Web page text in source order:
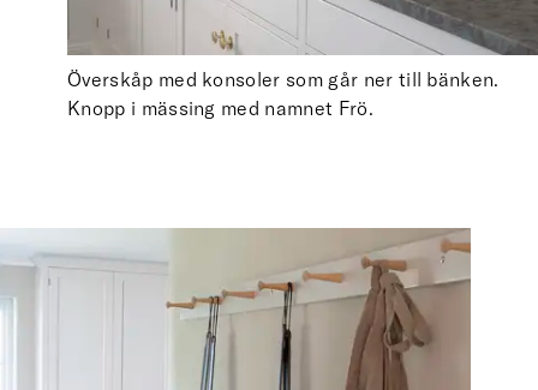
Överskåp med konsoler som går ner till bänken.
Knopp i mässing med namnet Frö.